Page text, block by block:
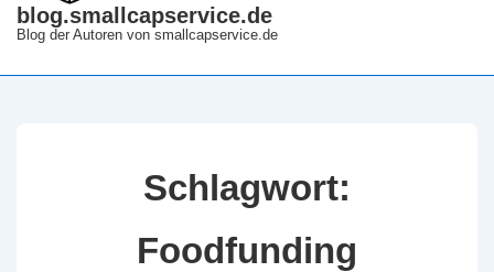
blog.smallcapservice.de
Blog der Autoren von smallcapservice.de
Schlagwort:
Foodfunding